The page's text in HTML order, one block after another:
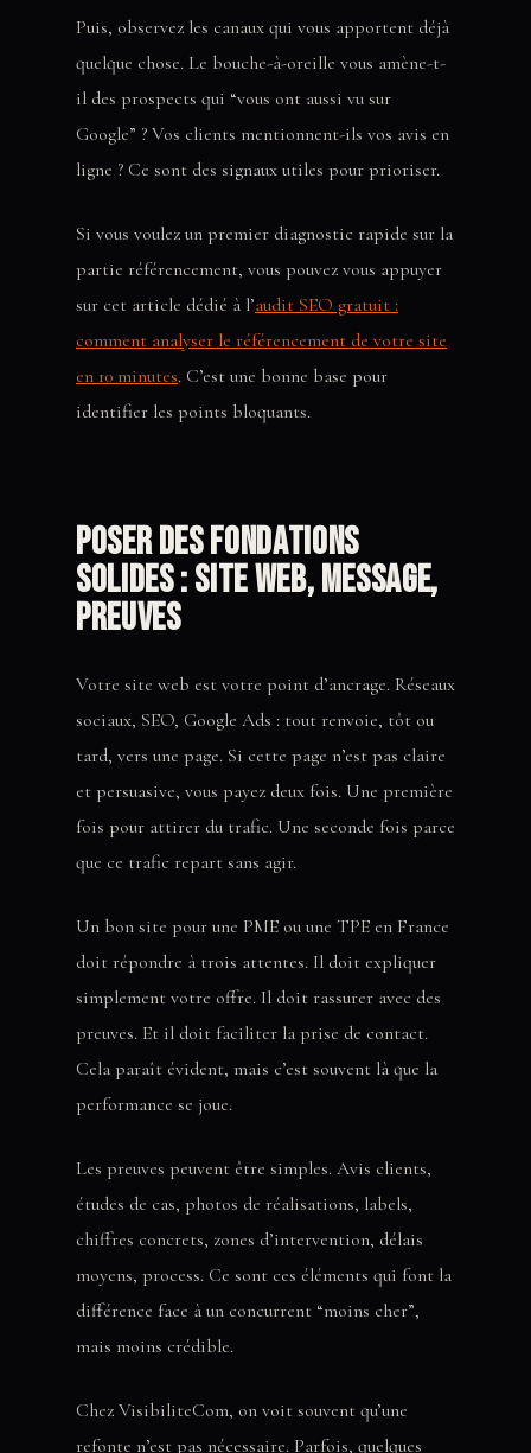
Puis, observez les canaux qui vous apportent déjà
quelque chose. Le bouche-à-oreille vous amène-t-
il des prospects qui “vous ont aussi vu sur
Google” ? Vos clients mentionnent-ils vos avis en
ligne ? Ce sont des signaux utiles pour prioriser.
Si vous voulez un premier diagnostic rapide sur la
partie référencement, vous pouvez vous appuyer
sur cet article dédié à l’audit SEO gratuit :
comment analyser le référencement de votre site
en 10 minutes. C’est une bonne base pour
identifier les points bloquants.
Poser des fondations
solides : site web, message,
preuves
Votre site web est votre point d’ancrage. Réseaux
sociaux, SEO, Google Ads : tout renvoie, tôt ou
tard, vers une page. Si cette page n’est pas claire
et persuasive, vous payez deux fois. Une première
fois pour attirer du trafic. Une seconde fois parce
que ce trafic repart sans agir.
Un bon site pour une PME ou une TPE en France
doit répondre à trois attentes. Il doit expliquer
simplement votre offre. Il doit rassurer avec des
preuves. Et il doit faciliter la prise de contact.
Cela paraît évident, mais c’est souvent là que la
performance se joue.
Les preuves peuvent être simples. Avis clients,
études de cas, photos de réalisations, labels,
chiffres concrets, zones d’intervention, délais
moyens, process. Ce sont ces éléments qui font la
différence face à un concurrent “moins cher”,
mais moins crédible.
Chez VisibiliteCom, on voit souvent qu’une
refonte n’est pas nécessaire. Parfois, quelques